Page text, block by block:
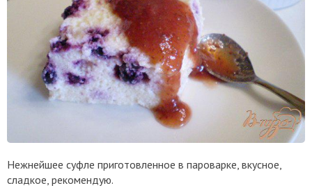
Нежнейшее суфле приготовленное в пароварке, вкусное,
сладкое, рекомендую.